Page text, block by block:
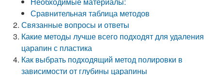
Сравнительная таблица методов
Связанные вопросы и ответы
Какие методы лучше всего подходят для удаления
царапин с пластика
Как выбрать подходящий метод полировки в
зависимости от глубины царапины